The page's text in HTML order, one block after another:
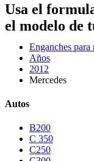
Usa el
el modelo de
Enganches para
Años
2012
Mercedes
Autos
B200
C 350
C250